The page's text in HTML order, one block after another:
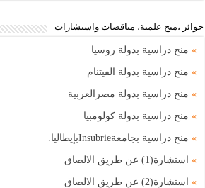
جوائز ،منح علمية، مناقصات واستشارات
» منح دراسية بدولة روسيا
» منح دراسية بدولة الفيتنام
» منح دراسية بدولة مصرالعربية
» منح دراسية بدولة كولومبيا
» منح دراسية بجامعةInsubrieبإيطاليا.
» استشارة(1) عن طريق الالصاق
» استشارة(2) عن طريق الالصاق